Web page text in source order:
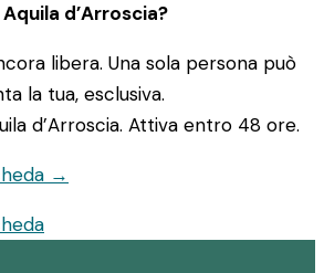
d’Arroscia?
libera. Una sola persona può
la tua, esclusiva.
d’Arroscia. Attiva entro 48 ore.
→